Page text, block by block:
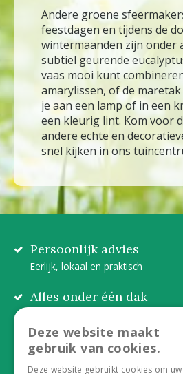
Andere groene
feestdagen en tijdens de
wintermaanden zijn onder
subtiel geurende
vaas mooi kunt
amarylissen, of de
je aan een lamp of in een
een kleurig lint. Kom voor
andere echte en
snel kijken in ons
Persoonlijk advies
Eerlijk, lokaal en praktisch
Alles onder één dak
Duurzaam en dorpsgemak
Lever je statiegeldflessen bij ons
Deze website maakt
gebruik van cookies.
Deze website gebruikt cookies om uw